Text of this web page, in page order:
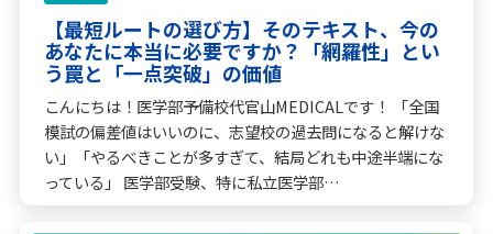
【最短ルートの選び方】そのテキスト、今の
あなたに本当に必要ですか？「網羅性」とい
う罠と「一点突破」の価値
こんにちは！医学部予備校代官山MEDICALです！ 「全国
模試の偏差値はいいのに、志望校の過去問になると解けな
い」「やるべきことが多すぎて、結局どれも中途半端にな
っている」 医学部受験、特に私立医学部…